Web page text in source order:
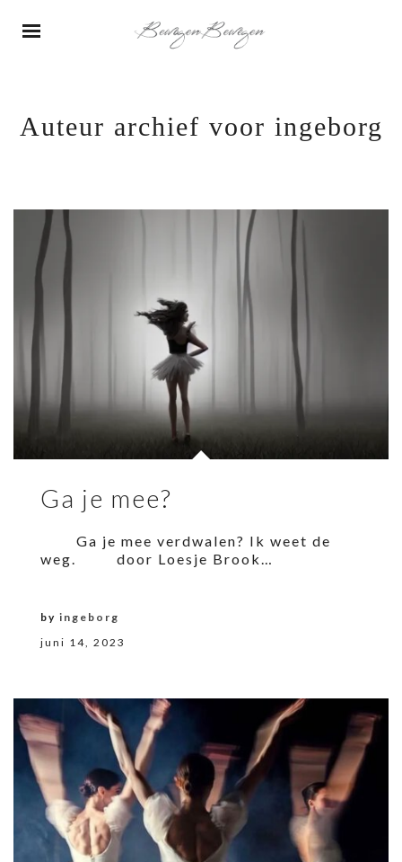
Auteur archief voor ingeborg
Ga je mee?
Ga je mee verdwalen? Ik weet de
weg. door Loesje Brook…
juni 14, 2023
by ingeborg